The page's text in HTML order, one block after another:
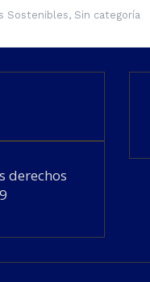
Sostenibles, Sin categoría
derechos